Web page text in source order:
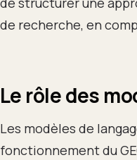
de recherche, en
Le rôle des
Les modèles de
fonctionnement du